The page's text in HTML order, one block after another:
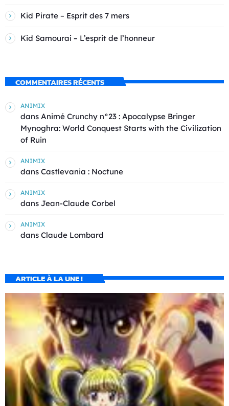
Kid Pirate – Esprit des 7 mers
Kid Samourai – L’esprit de l’honneur
COMMENTAIRES RÉCENTS
ANIMIX
dans Animé Crunchy n°23 : Apocalypse Bringer
Mynoghra: World Conquest Starts with the Civilization
of Ruin
ANIMIX
dans Castlevania : Noctune
ANIMIX
dans Jean-Claude Corbel
ANIMIX
dans Claude Lombard
ARTICLE À LA UNE !